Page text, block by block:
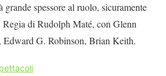
spessore al ruolo, sicuramente
di Rudolph Maté, con Glenn
Edward G. Robinson, Brian Keith.